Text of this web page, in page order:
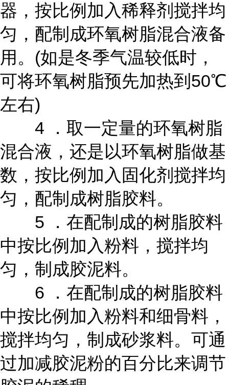
器，按比例加入稀释剂搅拌均
匀，配制成环氧树脂混合液备
用。(如是冬季气温较低时，
可将环氧树脂预先加热到50℃
左右)
4 ．取一定量的环氧树脂
混合液，还是以环氧树脂做基
数，按比例加入固化剂搅拌均
匀，配制成树脂胶料。
5 ．在配制成的树脂胶料
中按比例加入粉料，搅拌均
匀，制成胶泥料。
6 ．在配制成的树脂胶料
中按比例加入粉料和细骨料，
搅拌均匀，制成砂浆料。可通
过加减胶泥粉的百分比来调节